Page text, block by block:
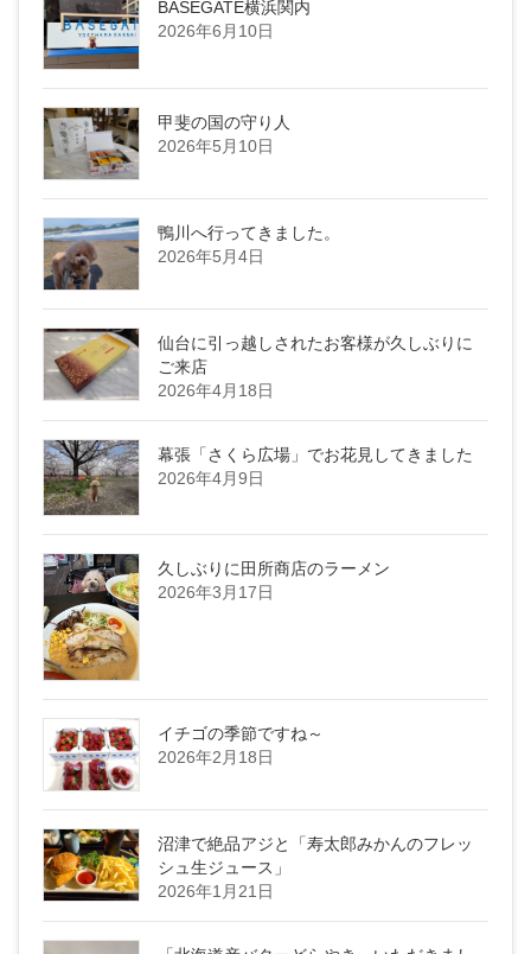
BASEGATE横浜関内
2026年6月10日
甲斐の国の守り人
2026年5月10日
鴨川へ行ってきました。
2026年5月4日
仙台に引っ越しされたお客様が久しぶりに
ご来店
2026年4月18日
幕張「さくら広場」でお花見してきました
2026年4月9日
久しぶりに田所商店のラーメン
2026年3月17日
イチゴの季節ですね～
2026年2月18日
沼津で絶品アジと「寿太郎みかんのフレッ
シュ生ジュース」
2026年1月21日